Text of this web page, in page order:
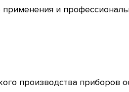
и
производства приборов